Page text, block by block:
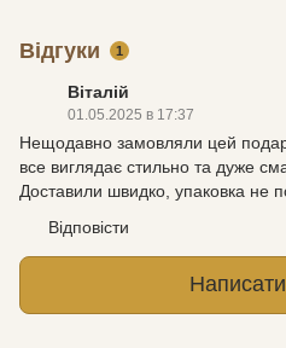
Відгуки 1
Віталій
01.05.2025 в 17:37
Нещодавно замовляли цей
все виглядає стильно та дуже
Доставили швидко, упаковка не
Відповісти
Написати